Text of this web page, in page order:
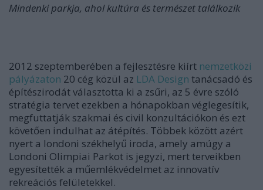
Mindenki parkja, ahol kultúra és természet találkozik
2012 szeptemberében a fejlesztésre kiírt nemzetközi
pályázaton 20 cég közül az LDA Design tanácsadó és
építészirodát választotta ki a zsűri, az 5 évre szóló
stratégia tervet ezekben a hónapokban véglegesítik,
megfuttatják szakmai és civil konzultációkon és ezt
követően indulhat az átépítés. Többek között azért
nyert a londoni székhelyű iroda, amely amúgy a
Londoni Olimpiai Parkot is jegyzi, mert terveikben
egyesítették a műemlékvédelmet az innovatív
rekreációs felületekkel.